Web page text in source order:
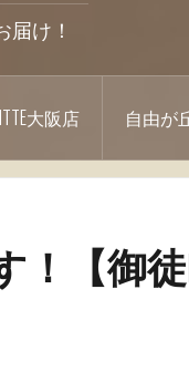
け！
大阪店 自由が
【御徒